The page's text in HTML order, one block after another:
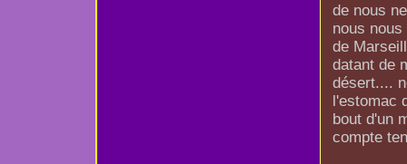
de nous
nous
de
datant de
désert....
l'estomac
bout d'un
compte